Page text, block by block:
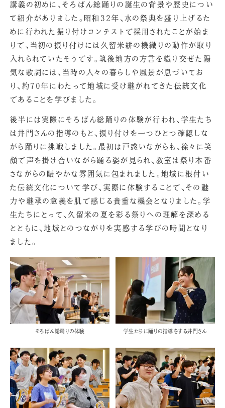
講義の初めに、そろばん総踊りの誕生の背景や歴史につい
て紹介がありました。昭和32年、水の祭典を盛り上げるた
めに行われた振り付けコンテストで採用されたことが始ま
りで、当初の振り付けには久留米絣の機織りの動作が取り
入れられていたそうです。筑後地方の方言を織り交ぜた陽
気な歌詞には、当時の人々の暮らしや風景が息づいてお
り、約70年にわたって地域に受け継がれてきた伝統文化
であることを学びました。
後半には実際にそろばん総踊りの体験が行われ、学生たち
は井門さんの指導のもと、振り付けを一つひとつ確認しな
がら踊りに挑戦しました。最初は戸惑いながらも、徐々に笑
顔で声を掛け合いながら踊る姿が見られ、教室は祭り本番
さながらの賑やかな雰囲気に包まれました。地域に根付い
た伝統文化について学び、実際に体験することで、その魅
力や継承の意義を肌で感じる貴重な機会となりました。学
生たちにとって、久留米の夏を彩る祭りへの理解を深める
とともに、地域とのつながりを実感する学びの時間となり
ました。
そろばん総踊りの体験 学生たちに踊りの指導をする井門さん